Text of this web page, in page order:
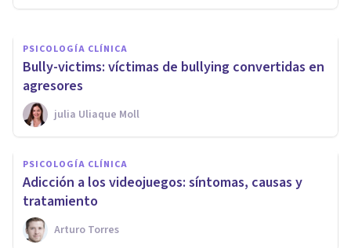
PSICOLOGÍA CLÍNICA
Bully-victims: víctimas de bullying convertidas en
agresores
​julia Uliaque Moll
PSICOLOGÍA CLÍNICA
Adicción a los videojuegos: síntomas, causas y
tratamiento
Arturo Torres